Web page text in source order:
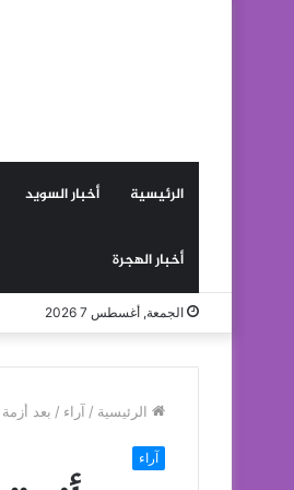
الرئيسية أخبار السويد
أخبار الهجرة
الجمعة, أغسطس 7 2026
الرئيسية / آراء / بعد
آراء